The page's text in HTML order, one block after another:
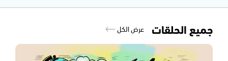
جميع الحلقات عرض الكل